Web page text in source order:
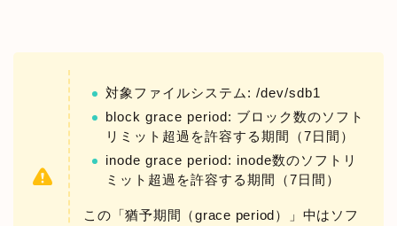
対象ファイルシステム: /dev/sdb1
block grace period: ブロック数のソフト
リミット超過を許容する期間（7日間）
inode grace period: inode数のソフトリ
ミット超過を許容する期間（7日間）
この「猶予期間（grace period）」中はソフ